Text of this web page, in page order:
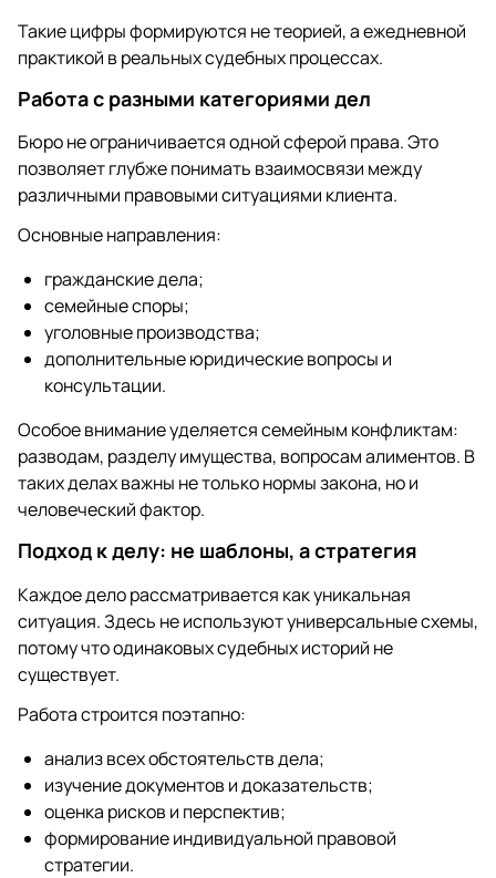
Такие цифры формируются не теорией, а ежедневной
практикой в реальных судебных процессах.
Работа с разными категориями дел
Бюро не ограничивается одной сферой права. Это
позволяет глубже понимать взаимосвязи между
различными правовыми ситуациями клиента.
Основные направления:
гражданские дела;
семейные споры;
уголовные производства;
дополнительные юридические вопросы и
консультации.
Особое внимание уделяется семейным конфликтам:
разводам, разделу имущества, вопросам алиментов. В
таких делах важны не только нормы закона, но и
человеческий фактор.
Подход к делу: не шаблоны, а стратегия
Каждое дело рассматривается как уникальная
ситуация. Здесь не используют универсальные схемы,
потому что одинаковых судебных историй не
существует.
Работа строится поэтапно:
анализ всех обстоятельств дела;
изучение документов и доказательств;
оценка рисков и перспектив;
формирование индивидуальной правовой
стратегии.